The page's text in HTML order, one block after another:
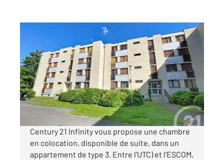
, 1 pièce
Ref : 18143
Appartement Chambre à louer
450 €
par mois charges comprises
Century 21 Infinity vous propose une chambre
en colocation, disponible de suite, dans un
appartement de type 3. Entre l'UTC) et l'ESCOM,